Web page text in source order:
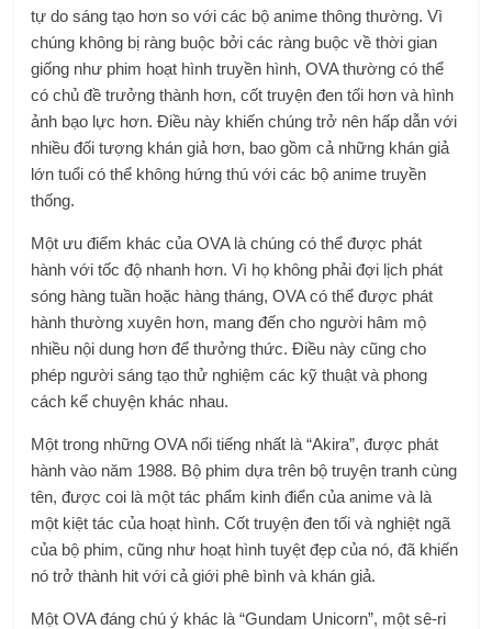
tự do sáng tạo hơn so với các bộ anime thông thường. Vì
chúng không bị ràng buộc bởi các ràng buộc về thời gian
giống như phim hoạt hình truyền hình, OVA thường có thể
có chủ đề trưởng thành hơn, cốt truyện đen tối hơn và hình
ảnh bạo lực hơn. Điều này khiến chúng trở nên hấp dẫn với
nhiều đối tượng khán giả hơn, bao gồm cả những khán giả
lớn tuổi có thể không hứng thú với các bộ anime truyền
thống.
Một ưu điểm khác của OVA là chúng có thể được phát
hành với tốc độ nhanh hơn. Vì họ không phải đợi lịch phát
sóng hàng tuần hoặc hàng tháng, OVA có thể được phát
hành thường xuyên hơn, mang đến cho người hâm mộ
nhiều nội dung hơn để thưởng thức. Điều này cũng cho
phép người sáng tạo thử nghiệm các kỹ thuật và phong
cách kể chuyện khác nhau.
Một trong những OVA nổi tiếng nhất là “Akira”, được phát
hành vào năm 1988. Bộ phim dựa trên bộ truyện tranh cùng
tên, được coi là một tác phẩm kinh điển của anime và là
một kiệt tác của hoạt hình. Cốt truyện đen tối và nghiệt ngã
của bộ phim, cũng như hoạt hình tuyệt đẹp của nó, đã khiến
nó trở thành hit với cả giới phê bình và khán giả.
Một OVA đáng chú ý khác là “Gundam Unicorn”, một sê-ri